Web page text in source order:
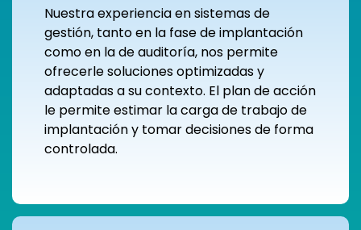
Nuestra experiencia en sistemas de
gestión, tanto en la fase de implantación
como en la de auditoría, nos permite
ofrecerle soluciones optimizadas y
adaptadas a su contexto. El plan de acción
le permite estimar la carga de trabajo de
implantación y tomar decisiones de forma
controlada.